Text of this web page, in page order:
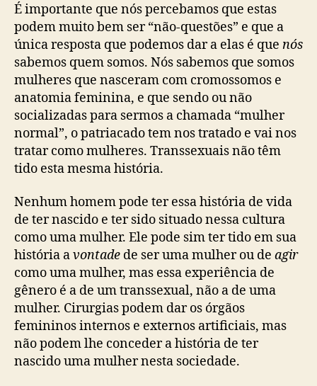
É importante que nós percebamos que estas
podem muito bem ser “não-questões” e que a
única resposta que podemos dar a elas é que nós
sabemos quem somos. Nós sabemos que somos
mulheres que nasceram com cromossomos e
anatomia feminina, e que sendo ou não
socializadas para sermos a chamada “mulher
normal”, o patriacado tem nos tratado e vai nos
tratar como mulheres. Transsexuais não têm
tido esta mesma história.
Nenhum homem pode ter essa história de vida
de ter nascido e ter sido situado nessa cultura
como uma mulher. Ele pode sim ter tido em sua
história avontade de ser uma mulher ou de agir
como uma mulher, mas essa experiência de
gênero é a de um transsexual, não a de uma
mulher. Cirurgias podem dar os órgãos
femininos internos e externos artificiais, mas
não podem lhe conceder a história de ter
nascido uma mulher nesta sociedade.